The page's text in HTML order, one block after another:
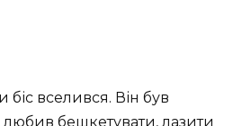
біс вселився. Він був
бешкетувати, лазити